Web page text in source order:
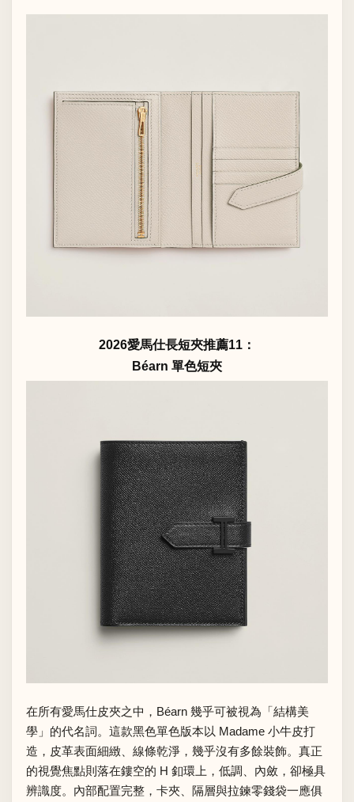
2026愛馬仕長短夾推薦11：
Béarn 單色短夾
在所有愛馬仕皮夾之中，Béarn 幾乎可被視為「結構美
學」的代名詞。這款黑色單色版本以 Madame 小牛皮打
造，皮革表面細緻、線條乾淨，幾乎沒有多餘裝飾。真正
的視覺焦點則落在鏤空的 H 釦環上，低調、內斂，卻極具
辨識度。內部配置完整，卡夾、隔層與拉鍊零錢袋一應俱